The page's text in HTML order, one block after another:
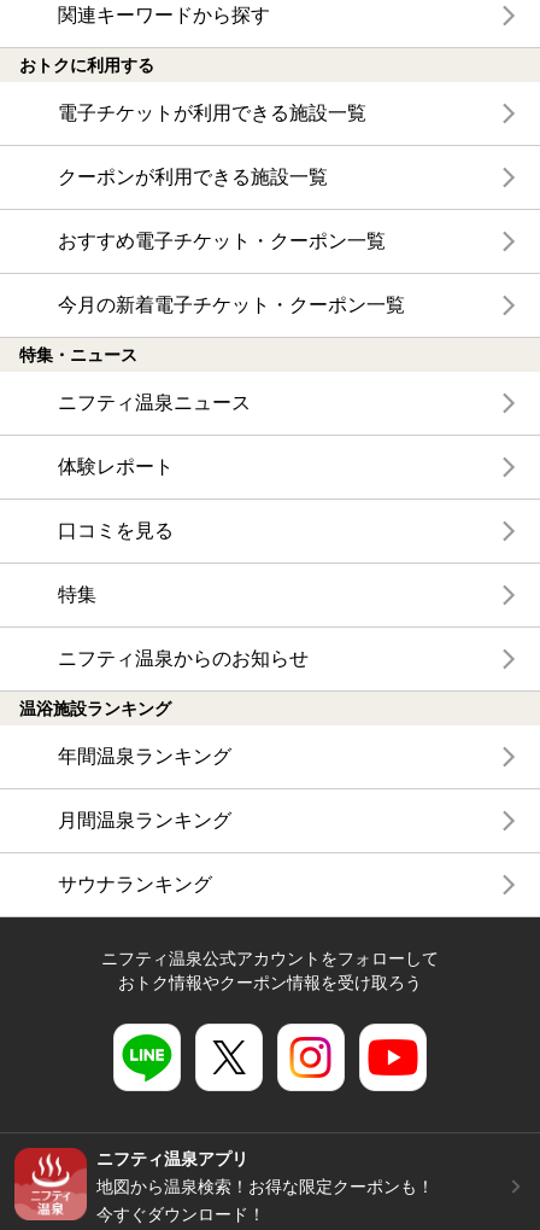
関連キーワードから探す
おトクに利用する
電子チケットが利用できる施設一覧
クーポンが利用できる施設一覧
おすすめ電子チケット・クーポン一覧
今月の新着電子チケット・クーポン一覧
特集・ニュース
ニフティ温泉ニュース
体験レポート
口コミを見る
特集
ニフティ温泉からのお知らせ
温浴施設ランキング
年間温泉ランキング
月間温泉ランキング
サウナランキング
ニフティ温泉公式アカウントをフォローして
おトク情報やクーポン情報を受け取ろう
ニフティ温泉アプリ
地図から温泉検索！お得な限定クーポンも！
今すぐダウンロード！